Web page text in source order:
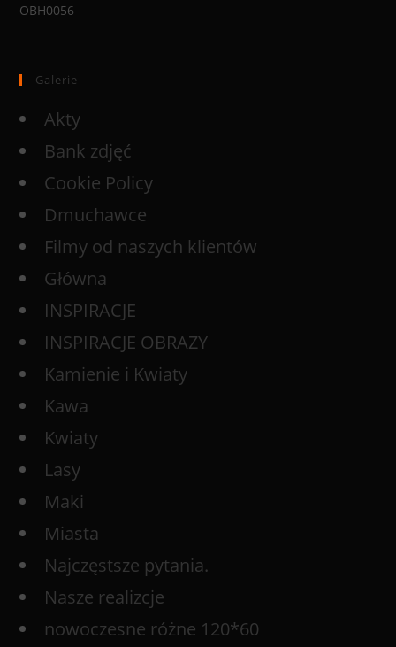
OBH0056
Galerie
Akty
Bank zdjęć
Cookie Policy
Dmuchawce
Filmy od naszych klientów
Główna
INSPIRACJE
INSPIRACJE OBRAZY
Kamienie i Kwiaty
Kawa
Kwiaty
Lasy
Maki
Miasta
Najczęstsze pytania.
Nasze realizcje
nowoczesne różne 120*60